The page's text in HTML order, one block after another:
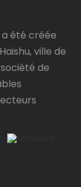
a été créée
ville de
de